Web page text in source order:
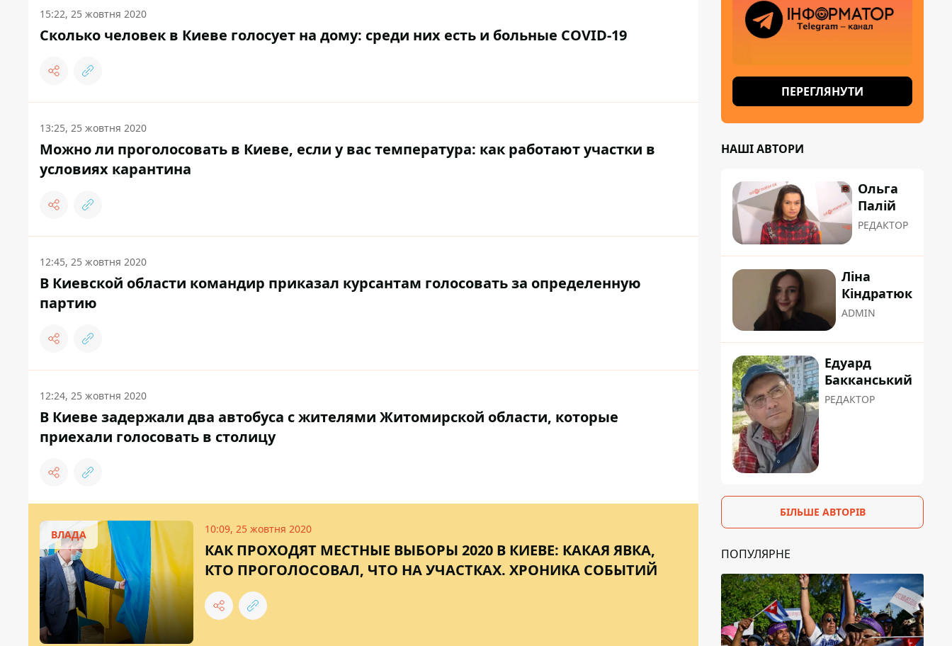
15:22, 25 жовтня 2020
Сколько человек в Киеве голосует на дому: среди них есть и больные COVID-19
13:25, 25 жовтня 2020
Можно ли проголосовать в Киеве, если у вас температура: как работают участки в
условиях карантина
12:45, 25 жовтня 2020
В Киевской области командир приказал курсантам голосовать за определенную
партию
12:24, 25 жовтня 2020
В Киеве задержали два автобуса с жителями Житомирской области, которые
приехали голосовать в столицу
ВЛАДА 10:09, 25 жовтня 2020
КАК ПРОХОДЯТ МЕСТНЫЕ ВЫБОРЫ 2020 В КИЕВЕ: КАКАЯ ЯВКА,
КТО ПРОГОЛОСОВАЛ, ЧТО НА УЧАСТКАХ. ХРОНИКА СОБЫТИЙ
ПЕРЕГЛЯНУТИ
НАШІ АВТОРИ
Ольга
Палій
РЕДАКТОР
Ліна
Кіндратюк
ADMIN
Едуард
Бакканський
РЕДАКТОР
БІЛЬШЕ АВТОРІВ
ПОПУЛЯРНЕ